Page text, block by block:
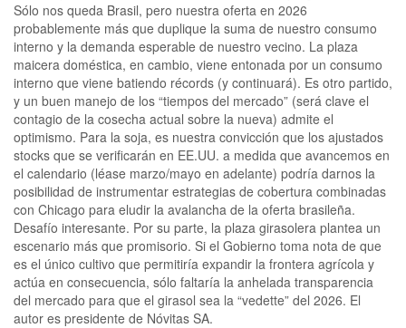
Sólo nos queda Brasil, pero nuestra oferta en 2026
probablemente más que duplique la suma de nuestro consumo
interno y la demanda esperable de nuestro vecino. La plaza
maicera doméstica, en cambio, viene entonada por un consumo
interno que viene batiendo récords (y continuará). Es otro partido,
y un buen manejo de los “tiempos del mercado” (será clave el
contagio de la cosecha actual sobre la nueva) admite el
optimismo. Para la soja, es nuestra convicción que los ajustados
stocks que se verificarán en EE.UU. a medida que avancemos en
el calendario (léase marzo/mayo en adelante) podría darnos la
posibilidad de instrumentar estrategias de cobertura combinadas
con Chicago para eludir la avalancha de la oferta brasileña.
Desafío interesante. Por su parte, la plaza girasolera plantea un
escenario más que promisorio. Si el Gobierno toma nota de que
es el único cultivo que permitiría expandir la frontera agrícola y
actúa en consecuencia, sólo faltaría la anhelada transparencia
del mercado para que el girasol sea la “vedette” del 2026. El
autor es presidente de Nóvitas SA.